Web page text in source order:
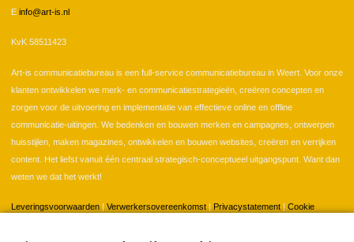
E info@art-is.nl
KvK 58511423
Art-is communicatiebureau is een full-service communicatiebureau in Weert. Voor onze
klanten ontwikkelen we merk- en communicatiestrategieën, creëren concepten en
zorgen voor de uitvoering en implementatie van effectieve online en offline
communicatie-uitingen. We bedenken en bouwen merken en campagnes, ontwerpen
huisstijlen, maken magazines, ontwikkelen en bouwen websites, creëren en verrijken
content. Het liefst vanuit één centraal strategisch-conceptueel uitgangspunt. Want dan
weten we dat het werkt!
Leveringsvoorwaarden Verwerkersovereenkomst Privacystatement
Cookie